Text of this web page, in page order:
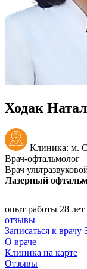
Ходак
Клиника: м.
Врач-офтальмолог
Врач
Лазерный
опыт работы 28 лет
отзывы
Записаться к врачу
О враче
Клиника на карте
Отзывы